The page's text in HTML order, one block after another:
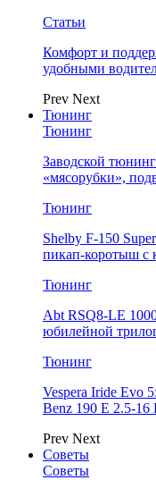
Статьи
Комфорт и
удобными
Prev Next
Тюнинг
Тюнинг
Заводской
«мясорубки»,
Тюнинг
Shelby F-150
пикап-коротыш с
Тюнинг
Abt RSQ8-LE
юбилейной
Тюнинг
Vespera Iride Evo
Benz 190 E 2.5-16
Prev Next
Советы
Советы